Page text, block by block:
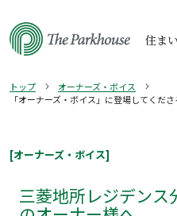
住ま
トップ
オーナーズ・ボイス
「オーナーズ・ボイス」に登場してくだ
[オーナーズ・ボイス]
三菱地所レジデンス